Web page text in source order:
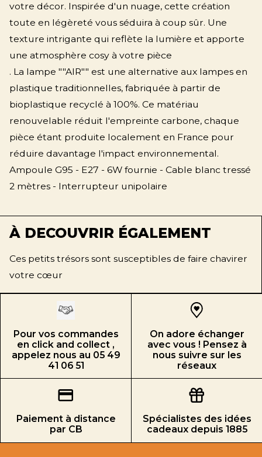
votre décor. Inspirée d'un nuage, cette création
toute en légèreté vous séduira à coup sûr. Une
texture intrigante qui reflète la lumière et apporte
une atmosphère cosy à votre pièce
. La lampe ""AIR"" est une alternative aux lampes en
plastique traditionnelles, fabriquée à partir de
bioplastique recyclé à 100%. Ce matériau
renouvelable réduit l'empreinte carbone, chaque
pièce étant produite localement en France pour
réduire davantage l'impact environnemental.
Ampoule G95 - E27 - 6W fournie - Cable blanc tressé
2 mètres - Interrupteur unipolaire
À DECOUVRIR ÉGALEMENT
Ces petits trésors sont susceptibles de faire chavirer
votre cœur
Pour vos commandes
en click and collect ,
appelez nous au 05 49
41 06 51
On adore échanger
avec vous ! Pensez à
nous suivre sur les
réseaux
Paiement à distance
par CB
Spécialistes des idées
cadeaux depuis 1885